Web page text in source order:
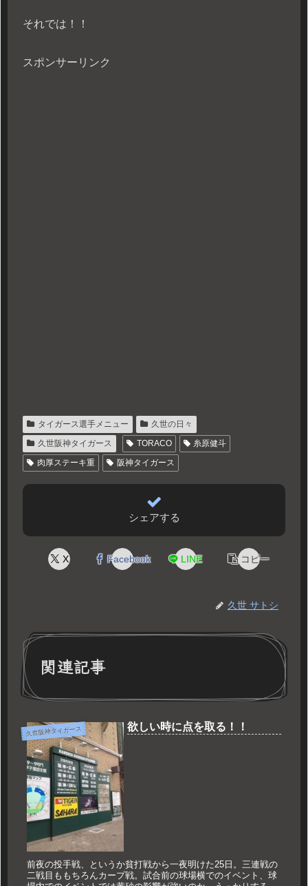
それでは！！
スポンサーリンク
タイガース選手メニュー
久世の日々
久世阪神タイガース
TORACO
糸原健斗
肉厚ステーキ重
阪神タイガース
シェアする
X Facebook LINE コピー
久世 サトシ
関連記事
久世阪神タイガース 欲しい時に点を取る！！
前夜の投手戦、というか貧打戦から一夜明けた25日。三連戦の
二戦目ももちろんカープ戦。試合前の球場横でのイベント、球